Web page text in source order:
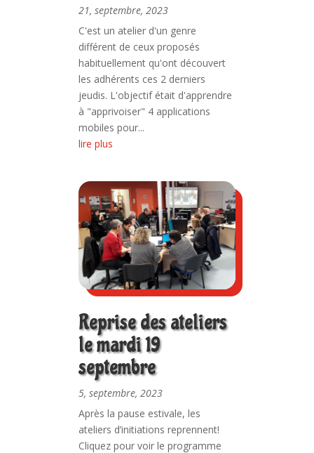
21, septembre, 2023
C'est un atelier d'un genre
différent de ceux proposés
habituellement qu'ont découvert
les adhérents ces 2 derniers
jeudis. L'objectif était d'apprendre
à "apprivoiser" 4 applications
mobiles pour...
lire plus
Reprise des ateliers
le mardi 19
septembre
5, septembre, 2023
Après la pause estivale, les
ateliers d’initiations reprennent!
Cliquez pour voir le programme